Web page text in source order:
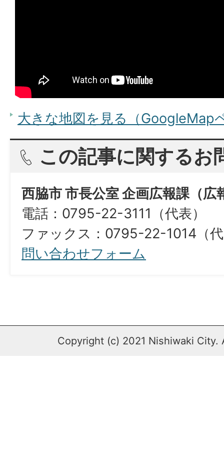
大きな地図を見る（GoogleMap
この記事に関するお
西脇市 市長公室 企画広報課（広
電話：0795-22-3111（代表）
ファックス：0795-22-1014（
問い合わせフォーム
Copyright (c) 2021 Nishiwaki City.